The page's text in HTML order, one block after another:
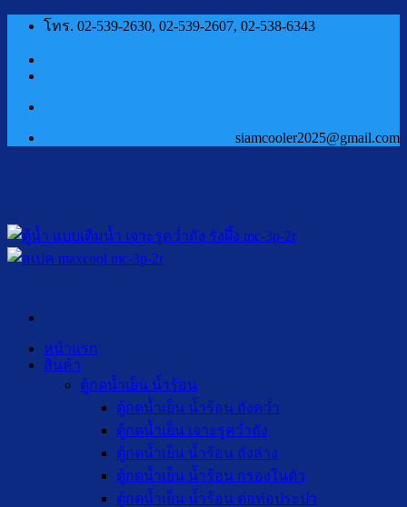
ข้าม
โทร. 02-539-2630, 02-539-2607, 02-538-6343
siamcooler2025@gmail.com
หน้าแรก
สินค้า
ตู้กดน้ำเย็น น้ำร้อน
ตู้กดน้ำเย็น น้ำร้อน ถังคว่ำ
ตู้กดน้ำเย็น เจาะรูคว่ำถัง
ตู้กดน้ำเย็น น้ำร้อน ถังล่าง
ตู้กดน้ำเย็น น้ำร้อน กรองในตัว
ตู้กดน้ำเย็น น้ำร้อน ต่อท่อประปา